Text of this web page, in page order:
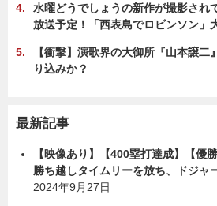
水曜どうでしょうの新作が撮影され
放送予定！「西表島でロビンソン」
【衝撃】演歌界の大御所『山本譲二
り込みか？
最新記事
【映像あり】【400塁打達成】【優
勝ち越しタイムリーを放ち、ドジャ
2024年9月27日